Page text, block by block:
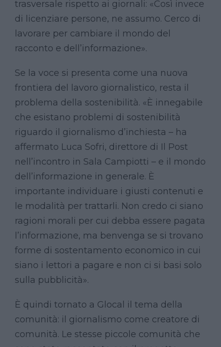
trasversale rispetto ai giornali: «Così invece
di licenziare persone, ne assumo. Cerco di
lavorare per cambiare il mondo del
racconto e dell’informazione».
Se la voce si presenta come una nuova
frontiera del lavoro giornalistico, resta il
problema della sostenibilità. «È innegabile
che esistano problemi di sostenibilità
riguardo il giornalismo d’inchiesta – ha
affermato Luca Sofri, direttore di Il Post
nell’incontro in Sala Campiotti – e il mondo
dell’informazione in generale. È
importante individuare i giusti contenuti e
le modalità per trattarli. Non credo ci siano
ragioni morali per cui debba essere pagata
l’informazione, ma benvenga se si trovano
forme di sostentamento economico in cui
siano i lettori a pagare e non ci si basi solo
sulla pubblicità».
È quindi tornato a Glocal il tema della
comunità: il giornalismo come creatore di
comunità. Le stesse piccole comunità che